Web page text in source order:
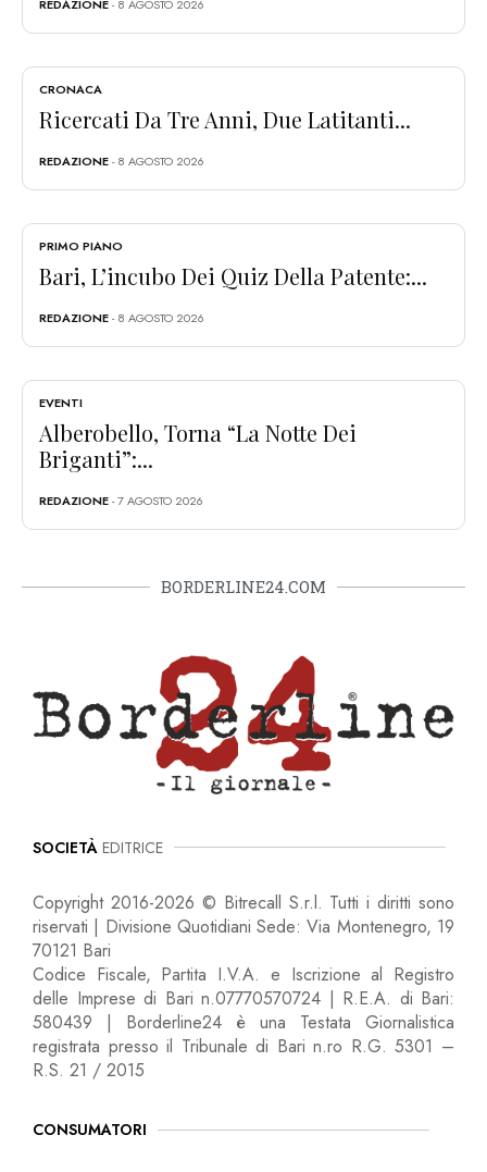
REDAZIONE- 8 AGOSTO 2026
CRONACA
Ricercati Da Tre Anni, Due Latitanti...
REDAZIONE- 8 AGOSTO 2026
PRIMO PIANO
Bari, L’incubo Dei Quiz Della Patente:...
REDAZIONE- 8 AGOSTO 2026
EVENTI
Alberobello, Torna “La Notte Dei
Briganti”:...
REDAZIONE- 7 AGOSTO 2026
BORDERLINE24.COM
SOCIETÀ EDITRICE
Copyright 2016-2026 © Bitrecall S.r.l. Tutti i diritti sono
riservati | Divisione Quotidiani Sede: Via Montenegro, 19
70121 Bari
Codice Fiscale, Partita I.V.A. e Iscrizione al Registro
delle Imprese di Bari n.07770570724 | R.E.A. di Bari:
580439 | Borderline24 è una Testata Giornalistica
registrata presso il Tribunale di Bari n.ro R.G. 5301 –
R.S. 21 / 2015
CONSUMATORI